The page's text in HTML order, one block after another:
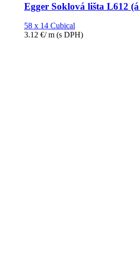
Egger Soklová lišta L612
58 x 14 Cubical
3.12 €/ m (s DPH)